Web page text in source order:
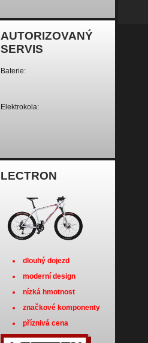
AUTORIZOVANÝ
SERVIS
Baterie:
Elektrokola:
LECTRON
dlouhý dojezd
moderní design
nízká hmotnost
značkové komponenty
příznivá cena